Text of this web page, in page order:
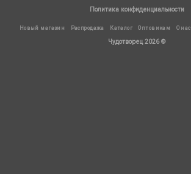
Политика конфиденциальности
Новый магазин Распродажа Каталог Оптовикам О нас
Чудотворец 2026 ©